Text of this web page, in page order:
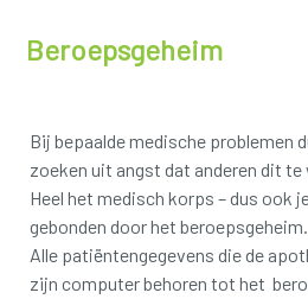
Beroepsgeheim
Bij bepaalde medische problemen
zoeken uit angst dat anderen dit
Heel het medisch korps – dus ook
gebonden door het beroepsgeheim.
Alle patiëntengegevens die de
zijn computer behoren tot het